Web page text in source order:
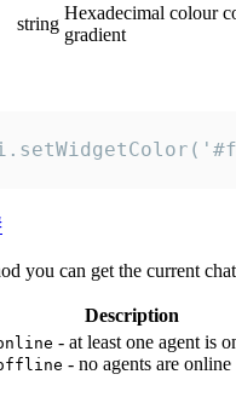
string
Hexadecimal colour
gradient
you can get the current
Description
- at least one agent is
- no agents are online